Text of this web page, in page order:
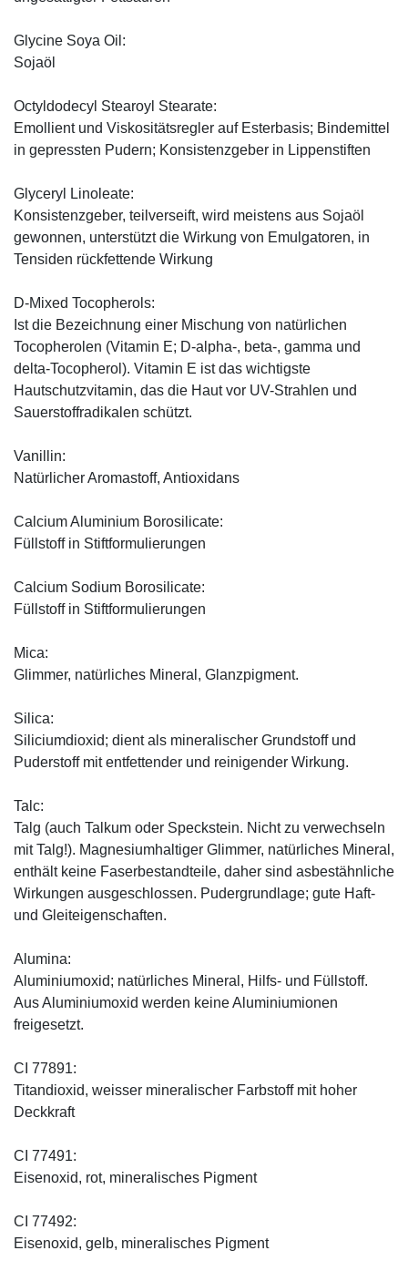
Glycine Soya Oil:
Sojaöl
Octyldodecyl Stearoyl Stearate:
Emollient und Viskositätsregler auf Esterbasis; Bindemittel
in gepressten Pudern; Konsistenzgeber in Lippenstiften
Glyceryl Linoleate:
Konsistenzgeber, teilverseift, wird meistens aus Sojaöl
gewonnen, unterstützt die Wirkung von Emulgatoren, in
Tensiden rückfettende Wirkung
D-Mixed Tocopherols:
Ist die Bezeichnung einer Mischung von natürlichen
Tocopherolen (Vitamin E; D-alpha-, beta-, gamma und
delta-Tocopherol). Vitamin E ist das wichtigste
Hautschutzvitamin, das die Haut vor UV-Strahlen und
Sauerstoffradikalen schützt.
Vanillin:
Natürlicher Aromastoff, Antioxidans
Calcium Aluminium Borosilicate:
Füllstoff in Stiftformulierungen
Calcium Sodium Borosilicate:
Füllstoff in Stiftformulierungen
Mica:
Glimmer, natürliches Mineral, Glanzpigment.
Silica:
Siliciumdioxid; dient als mineralischer Grundstoff und
Puderstoff mit entfettender und reinigender Wirkung.
Talc:
Talg (auch Talkum oder Speckstein. Nicht zu verwechseln
mit Talg!). Magnesiumhaltiger Glimmer, natürliches Mineral,
enthält keine Faserbestandteile, daher sind asbestähnliche
Wirkungen ausgeschlossen. Pudergrundlage; gute Haft-
und Gleiteigenschaften.
Alumina:
Aluminiumoxid; natürliches Mineral, Hilfs- und Füllstoff.
Aus Aluminiumoxid werden keine Aluminiumionen
freigesetzt.
CI 77891:
Titandioxid, weisser mineralischer Farbstoff mit hoher
Deckkraft
CI 77491:
Eisenoxid, rot, mineralisches Pigment
CI 77492:
Eisenoxid, gelb, mineralisches Pigment